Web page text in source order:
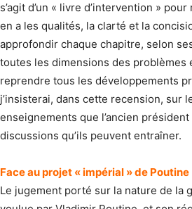
s’agit d’un « livre d’intervention »
en a les qualités, la clarté et la
approfondir chaque chapitre, selon
toutes les dimensions des problèmes
reprendre tous les développements
j’insisterai, dans cette recension, sur
enseignements que l’ancien
discussions qu’ils peuvent entraîner.
Face au projet « impérial » de Poutine
Le jugement porté sur la nature de la